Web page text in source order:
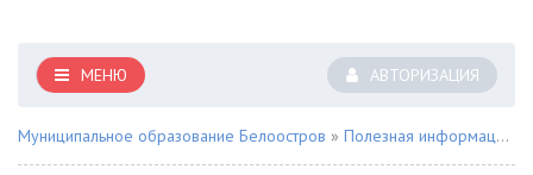
АВТОРИЗАЦИЯ
МЕНЮ
Муниципальное образование Белоостров » Полезная информация для жителей